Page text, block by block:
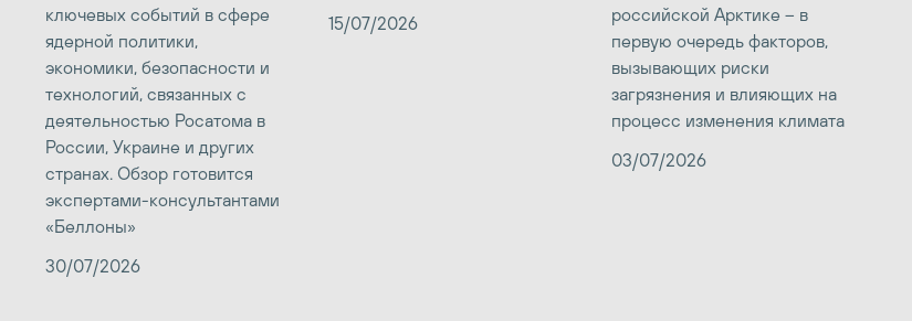
ключевых событий в сфере
ядерной политики,
экономики, безопасности и
технологий, связанных с
деятельностью Росатома в
России, Украине и других
странах. Обзор готовится
экспертами-консультантами
«Беллоны»
30/07/2026
15/07/2026
российской Арктике – в
первую очередь факторов,
вызывающих риски
загрязнения и влияющих на
процесс изменения климата
03/07/2026